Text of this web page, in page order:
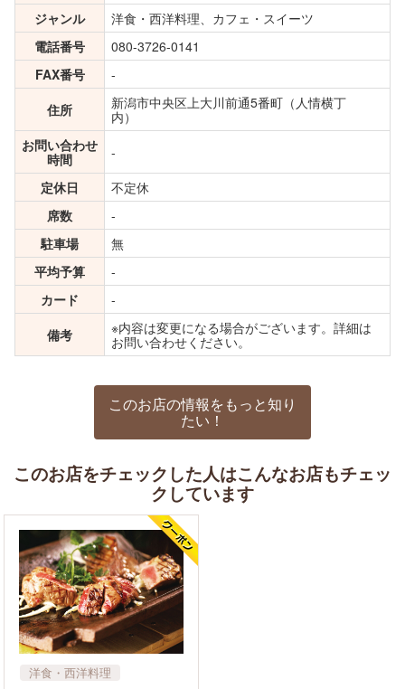
ジャンル
洋食・西洋料理、カフェ・スイーツ
電話番号
080-3726-0141
FAX番号
-
住所
新潟市中央区上大川前通5番町（人情横丁
内）
お問い合わせ
時間
-
定休日
不定休
席数
-
駐車場
無
平均予算
-
カード
-
備考
※内容は変更になる場合がございます。詳細は
お問い合わせください。
このお店の情報をもっと知り
たい！
このお店をチェックした人はこんなお店もチェッ
クしています
洋食・西洋料理